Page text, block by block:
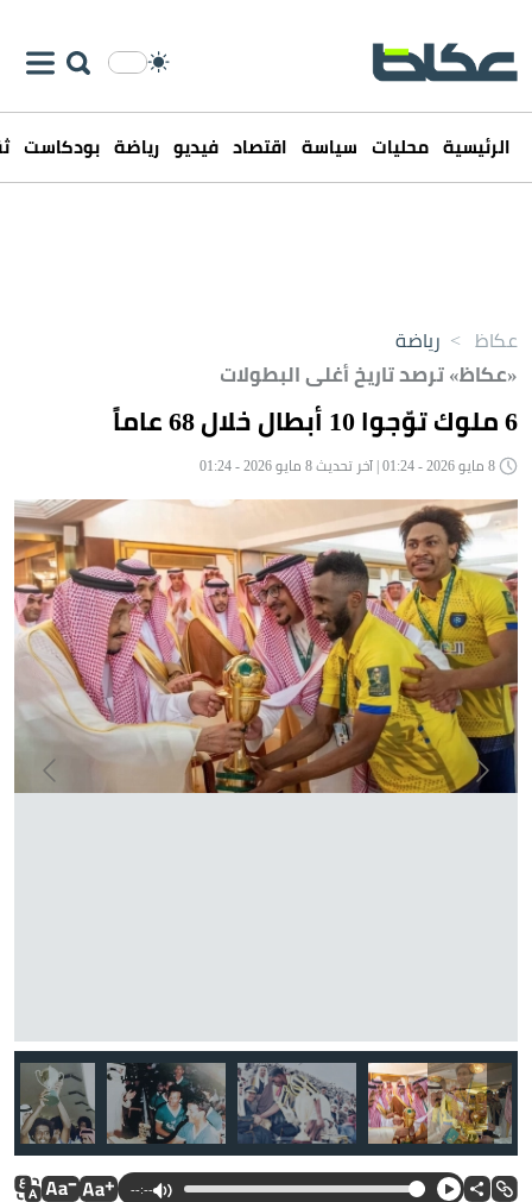
الرئيسية محليات سياسة اقتصاد فيديو رياضة بودكاست
عكاظ > رياضة
«عكاظ» ترصد تاريخ أغلى البطولات
6 ملوك توّجوا 10 أبطال خلال 68 عاماً
--:--